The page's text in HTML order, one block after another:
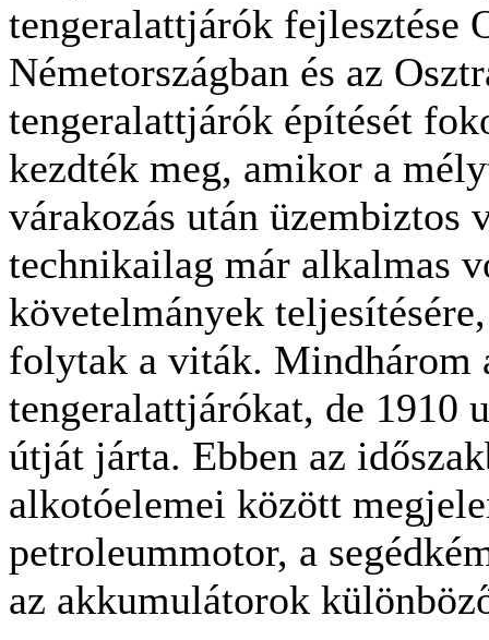
tengeralattjárók fejlesztése
Németországban és az
tengeralattjárók építését
kezdték meg, amikor a
várakozás után üzembiztos
technikailag már alkalmas
követelmányek
folytak a viták. Mindhárom
tengeralattjárókat, de 1910
útját járta. Ebben az
alkotóelemei között
petroleummotor, a
az akkumulátorok